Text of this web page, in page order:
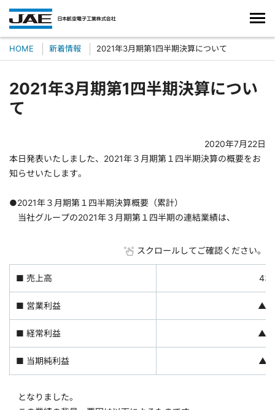
HOME 新着情報 2021年3月期第1四半期決算について
2021年3月期第1四半期決算につい
て
2020年7月22日
本日発表いたしました、2021年３月期第１四半期決算の概要をお
知らせいたします。
●2021年３月期第１四半期決算概要（累計）
当社グループの2021年３月期第１四半期の連結業績は、
スクロールしてご確認ください。
■ 売上高
■ 営業利益
■ 経常利益
■ 当期純利益
となりました。